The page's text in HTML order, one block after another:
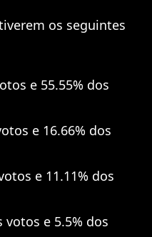
os seguintes
e 55.55% dos
e 16.66% dos
e 11.11% dos
votos e 5.5% dos